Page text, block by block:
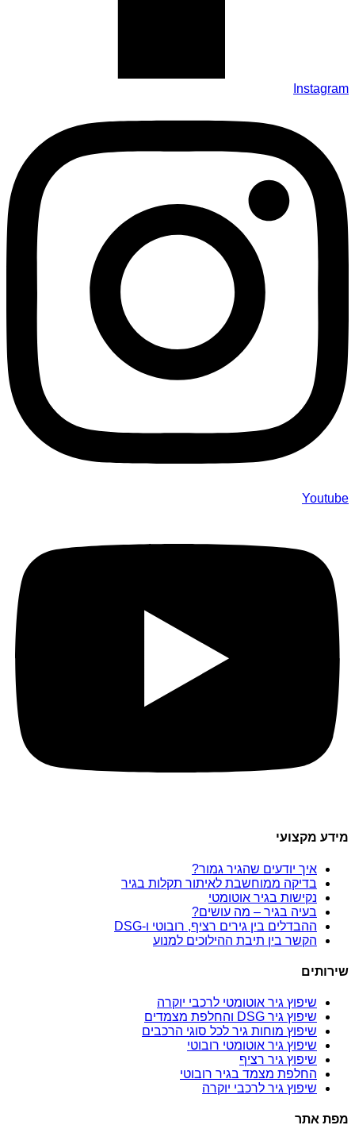
Instagram
Youtube
מידע מקצועי
איך יודעים שהגיר גמור?
בדיקה ממוחשבת לאיתור תקלות בגיר
נקישות בגיר אוטומטי
בעיה בגיר – מה עושים?
ההבדלים בין גירים רציף, רובוטי ו-DSG
הקשר בין תיבת ההילוכים למנוע
שירותים
שיפוץ גיר אוטומטי לרכבי יוקרה
שיפוץ גיר DSG והחלפת מצמדים
שיפוץ מוחות גיר לכל סוגי הרכבים
שיפוץ גיר אוטומטי רובוטי
שיפוץ גיר רציף
החלפת מצמד בגיר רובוטי
שיפוץ גיר לרכבי יוקרה
מפת אתר